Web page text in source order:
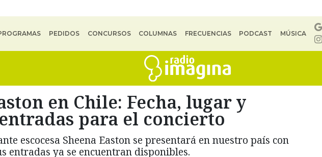
PEDIDOS CONCURSOS COLUMNAS FRECUENCIAS PODCAST MÚSICA
en Chile: Fecha, lugar y
para el concierto
escocesa Sheena Easton se presentará en nuestro país con
entradas ya se encuentran disponibles.